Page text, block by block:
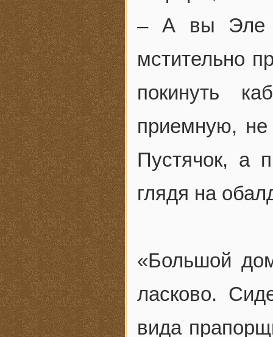
– А вы Эле
мстительно
покинуть
приемную,
Пустячок, а
глядя на
«Большой
ласково.
вида